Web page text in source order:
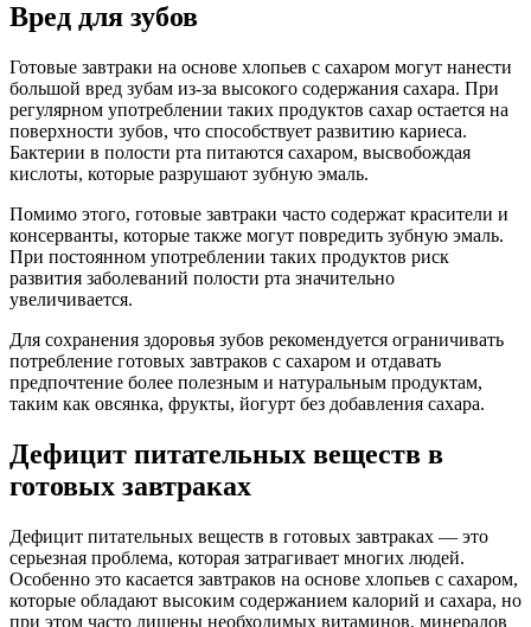
Вред для зубов
Готовые завтраки на основе хлопьев с сахаром могут нанести
большой вред зубам из-за высокого содержания сахара. При
регулярном употреблении таких продуктов сахар остается на
поверхности зубов, что способствует развитию кариеса.
Бактерии в полости рта питаются сахаром, высвобождая
кислоты, которые разрушают зубную эмаль.
Помимо этого, готовые завтраки часто содержат красители и
консерванты, которые также могут повредить зубную эмаль.
При постоянном употреблении таких продуктов риск
развития заболеваний полости рта значительно
увеличивается.
Для сохранения здоровья зубов рекомендуется ограничивать
потребление готовых завтраков с сахаром и отдавать
предпочтение более полезным и натуральным продуктам,
таким как овсянка, фрукты, йогурт без добавления сахара.
Дефицит питательных веществ в
готовых завтраках
Дефицит питательных веществ в готовых завтраках — это
серьезная проблема, которая затрагивает многих людей.
Особенно это касается завтраков на основе хлопьев с сахаром,
которые обладают высоким содержанием калорий и сахара, но
при этом часто лишены необходимых витаминов, минералов